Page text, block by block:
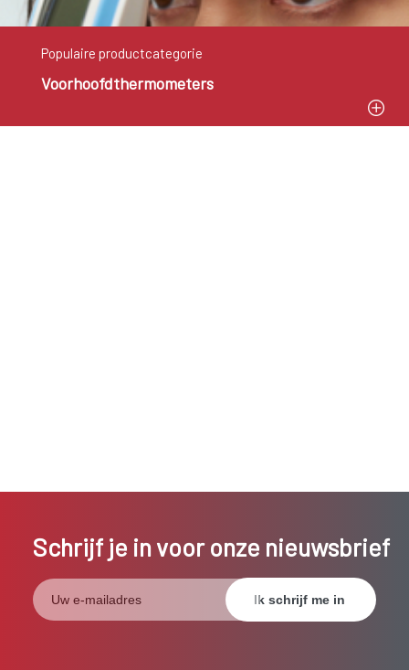
Populaire productcategorie
Voorhoofdthermometers
Schrijf je in voor onze nieuwsbrief